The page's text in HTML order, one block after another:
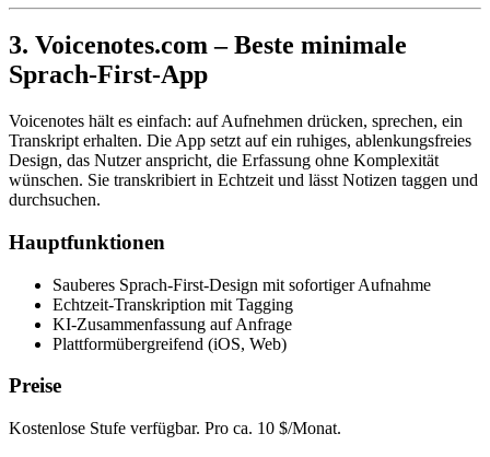
3. Voicenotes.com – Beste minimale
Sprach-First-App
Voicenotes hält es einfach: auf Aufnehmen drücken, sprechen, ein
Transkript erhalten. Die App setzt auf ein ruhiges, ablenkungsfreies
Design, das Nutzer anspricht, die Erfassung ohne Komplexität
wünschen. Sie transkribiert in Echtzeit und lässt Notizen taggen und
durchsuchen.
Hauptfunktionen
Sauberes Sprach-First-Design mit sofortiger Aufnahme
Echtzeit-Transkription mit Tagging
KI-Zusammenfassung auf Anfrage
Plattformübergreifend (iOS, Web)
Preise
Kostenlose Stufe verfügbar. Pro ca. 10 $/Monat.